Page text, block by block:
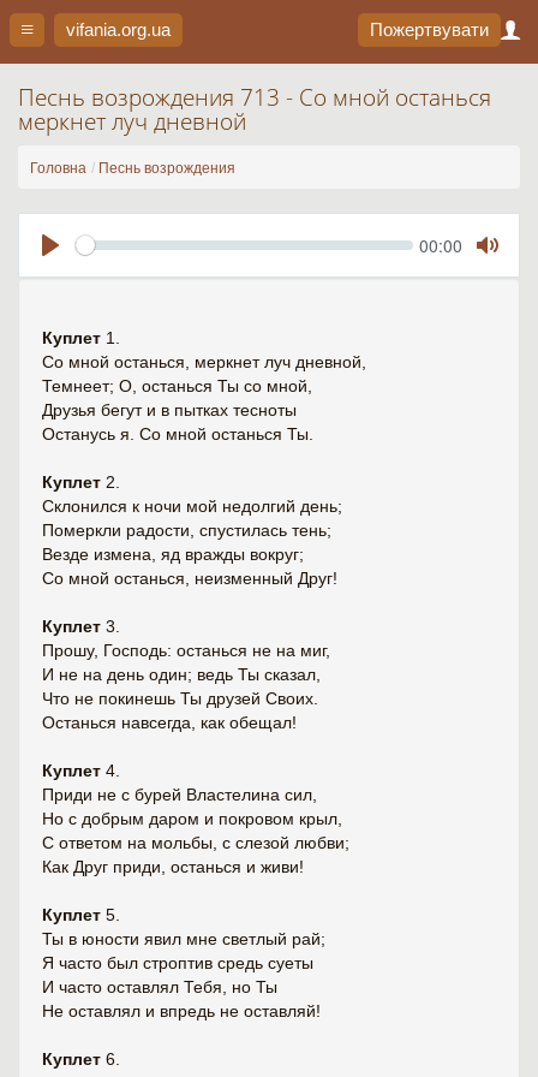
vifania.org.ua Пожертвувати
Песнь возрождения 713 - Со мной останься
меркнет луч дневной
Головна Песнь возрождения
Seek Current
00:00
Mute
Куплет 1.
Со мной останься, меркнет луч дневной,
Темнеет; О, останься Ты со мной,
Друзья бегут и в пытках тесноты
Останусь я. Со мной останься Ты.
Куплет 2.
Склонился к ночи мой недолгий день;
Померкли радости, спустилась тень;
Везде измена, яд вражды вокруг;
Со мной останься, неизменный Друг!
Куплет 3.
Прошу, Господь: останься не на миг,
И не на день один; ведь Ты сказал,
Что не покинешь Ты друзей Своих.
Останься навсегда, как обещал!
Куплет 4.
Приди не с бурей Властелина сил,
Но с добрым даром и покровом крыл,
С ответом на мольбы, с слезой любви;
Как Друг приди, останься и живи!
Куплет 5.
Ты в юности явил мне светлый рай;
Я часто был строптив средь суеты
И часто оставлял Тебя, но Ты
Не оставлял и впредь не оставляй!
Куплет 6.